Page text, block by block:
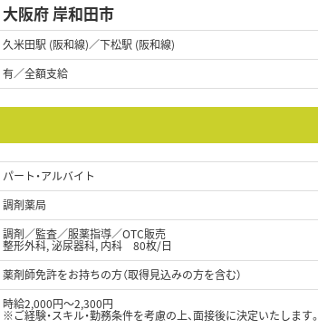
大阪府 岸和田市
久米田駅 (阪和線)／下松駅 (阪和線)
有／全額支給
パート・アルバイト
調剤薬局
調剤／監査／服薬指導／OTC販売
整形外科, 泌尿器科, 内科 80枚/日
薬剤師免許をお持ちの方（取得見込みの方を含む）
時給2,000円～2,300円
※ご経験・スキル・勤務条件を考慮の上、面接後に決定いたします。